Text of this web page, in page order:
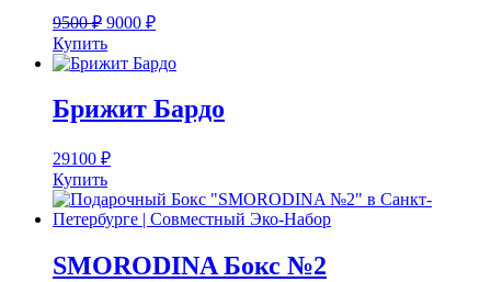
9500₽ 9000 ₽
Купить
Брижит Бардо
29100 ₽
Купить
SMORODINA Бокс №2